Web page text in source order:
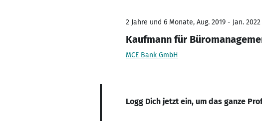
2 Jahre und 6 Monate, Aug. 2019 - Jan. 2022
Kaufmann für
MCE Bank GmbH
Logg Dich jetzt ein, um das ganze